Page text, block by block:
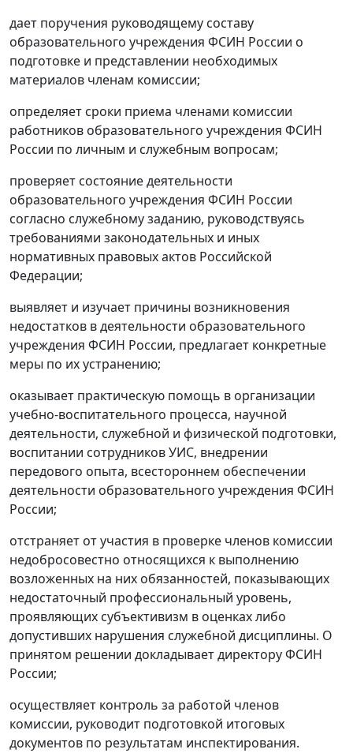
дает поручения руководящему составу
образовательного учреждения ФСИН России о
подготовке и представлении необходимых
материалов членам комиссии;
определяет сроки приема членами комиссии
работников образовательного учреждения ФСИН
России по личным и служебным вопросам;
проверяет состояние деятельности
образовательного учреждения ФСИН России
согласно служебному заданию, руководствуясь
требованиями законодательных и иных
нормативных правовых актов Российской
Федерации;
выявляет и изучает причины возникновения
недостатков в деятельности образовательного
учреждения ФСИН России, предлагает конкретные
меры по их устранению;
оказывает практическую помощь в организации
учебно-воспитательного процесса, научной
деятельности, служебной и физической подготовки,
воспитании сотрудников УИС, внедрении
передового опыта, всестороннем обеспечении
деятельности образовательного учреждения ФСИН
России;
отстраняет от участия в проверке членов комиссии
недобросовестно относящихся к выполнению
возложенных на них обязанностей, показывающих
недостаточный профессиональный уровень,
проявляющих субъективизм в оценках либо
допустивших нарушения служебной дисциплины. О
принятом решении докладывает директору ФСИН
России;
осуществляет контроль за работой членов
комиссии, руководит подготовкой итоговых
документов по результатам инспектирования.